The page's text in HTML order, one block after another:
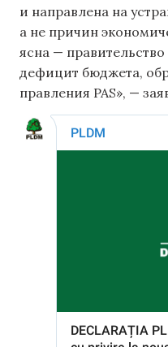
и направлена ​​на
а не причин
ясна —
дефицит бюджета,
правления PAS», —